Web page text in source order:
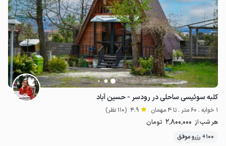
1.2میلیون ت 4.6
کلبه سوئیسی ساحلی در رودسر - حسین آباد
1 خوابه . 60 متر . تا 4 مهمان 4.9 (110 نظر)
هر شب از 2٬800٬000 تومان
100+ رزرو موفق